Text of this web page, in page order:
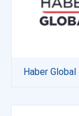
Haber Global